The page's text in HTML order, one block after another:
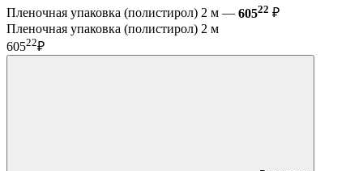
Пленочная упаковка (полистирол) 2 м — 60522 ₽
Пленочная упаковка (полистирол) 2 м
60522₽